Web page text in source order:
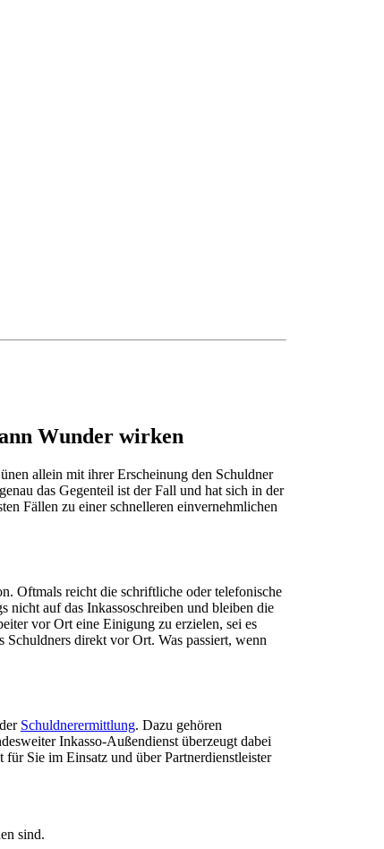
Wunder wirken
allein mit ihrer Erscheinung den Schuldner
das Gegenteil ist der Fall und hat sich in der
Fällen zu einer schnelleren einvernehmlichen
Oftmals reicht die schriftliche oder telefonische
nicht auf das Inkassoschreiben und bleiben die
vor Ort eine Einigung zu erzielen, sei es
direkt vor Ort. Was passiert, wenn
Schuldnerermittlung. Dazu gehören
Inkasso-Außendienst überzeugt dabei
Sie im Einsatz und über Partnerdienstleister
sind.